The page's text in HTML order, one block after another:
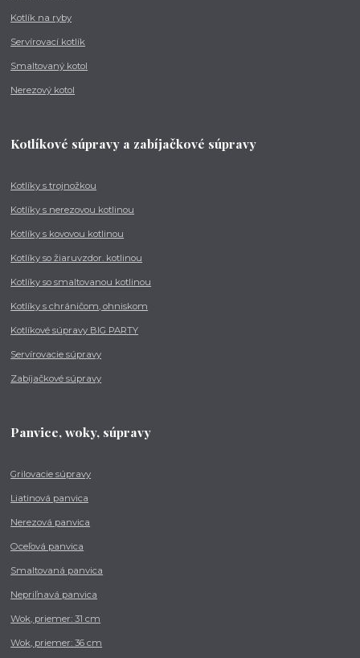
Kotlík na ryby
Servírovací kotlík
Smaltovaný kotol
Nerezový kotol
Kotlíkové súpravy a zabíjačkové súpravy
Kotlíky s trojnožkou
Kotlíky s nerezovou kotlinou
Kotlíky s kovovou kotlinou
Kotlíky so žiaruvzdor. kotlinou
Kotlíky so smaltovanou kotlinou
Kotlíky s chráničom, ohniskom
Kotlíkové súpravy BIG PARTY
Servírovacie súpravy
Zabíjačkové súpravy
Panvice, woky, súpravy
Grilovacie súpravy
Liatinová panvica
Nerezová panvica
Oceľová panvica
Smaltovaná panvica
Nepriľnavá panvica
Wok, priemer: 31 cm
Wok, priemer: 36 cm